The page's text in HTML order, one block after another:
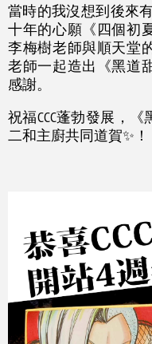
當時的我沒想到後來
十年的心願《四個初
李梅樹老師與順天堂
老師一起造出《黑道
感謝。
祝福CCC蓬勃發展，
二和主廚共同道賀✨！